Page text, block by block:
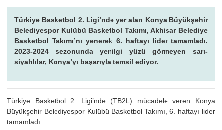
Türkiye Basketbol 2. Ligi’nde yer alan Konya Büyükşehir
Belediyespor Kulübü Basketbol Takımı, Akhisar Belediye
Basketbol Takımı’nı yenerek 6. haftayı lider tamamladı.
2023-2024 sezonunda yenilgi yüzü görmeyen sarı-
siyahlılar, Konya’yı başarıyla temsil ediyor.
Türkiye Basketbol 2. Ligi’nde (TB2L) mücadele veren Konya
Büyükşehir Belediyespor Kulübü Basketbol Takımı, 6. haftayı lider
tamamladı.